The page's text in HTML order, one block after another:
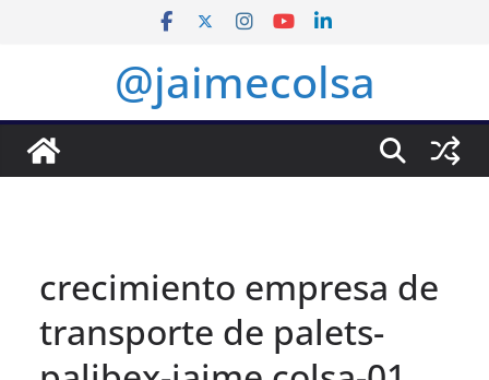
@jaimecolsa
crecimiento empresa de
transporte de palets-